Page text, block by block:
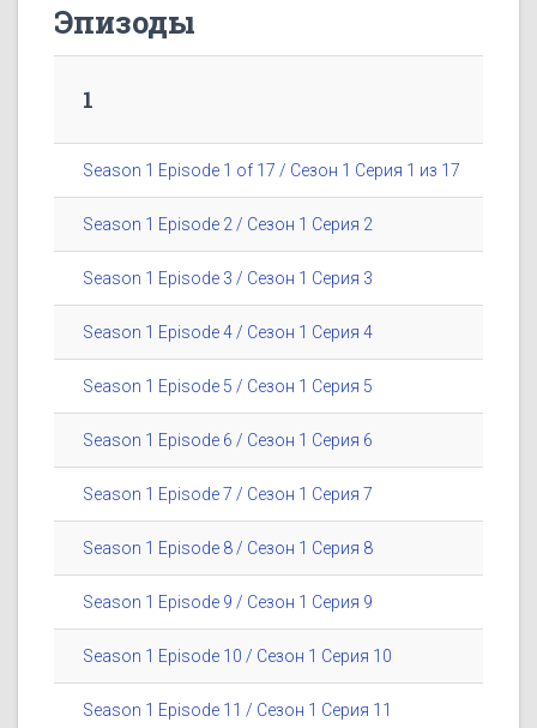
Эпизоды
1
Season 1 Episode 1 of 17 / Сезон 1 Серия 1 из 17
Season 1 Episode 2 / Сезон 1 Серия 2
Season 1 Episode 3 / Сезон 1 Серия 3
Season 1 Episode 4 / Сезон 1 Серия 4
Season 1 Episode 5 / Сезон 1 Серия 5
Season 1 Episode 6 / Сезон 1 Серия 6
Season 1 Episode 7 / Сезон 1 Серия 7
Season 1 Episode 8 / Сезон 1 Серия 8
Season 1 Episode 9 / Сезон 1 Серия 9
Season 1 Episode 10 / Сезон 1 Серия 10
Season 1 Episode 11 / Сезон 1 Серия 11